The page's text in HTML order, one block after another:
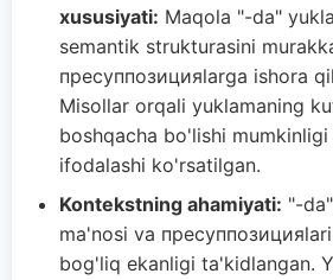
xususiyati: Maqola "-da"
semantik strukturasini
пресуппозицияlarga ishora
Misollar orqali yuklamaning
boshqacha bo'lishi
ifodalashi ko'rsatilgan.
Kontekstning ahamiyati: "-
ma'nosi va
bog'liq ekanligi ta'kidlangan.